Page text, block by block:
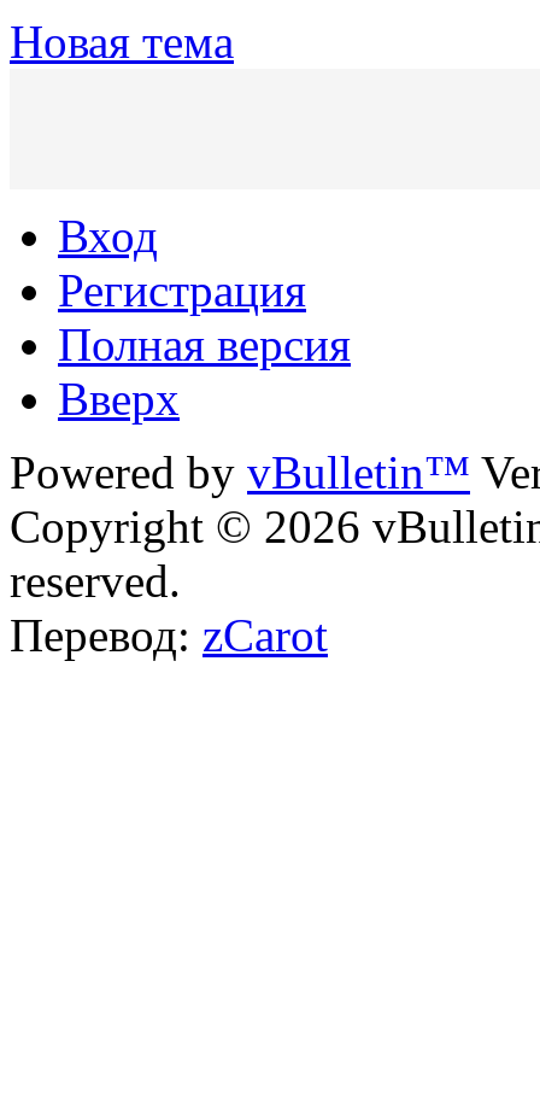
Новая тема
Вход
Регистрация
Полная версия
Вверх
Powered by vBulletin™
Copyright © 2026
reserved.
Перевод: zCarot